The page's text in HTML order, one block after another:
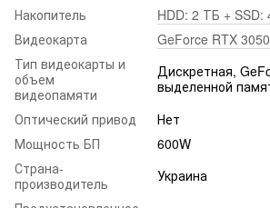
Накопитель
HDD: 2 ТБ + SSD:
Видеокарта
GeForce RTX 3050
Тип видеокарты и
объем
видеопамяти
Дискретная,
выделенной
Оптический привод
Нет
Мощность БП
600W
Страна-
производитель
Украина